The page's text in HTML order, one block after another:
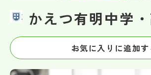
学校動画
私学探検隊
かえつ有明中学
お気に入りに追加す